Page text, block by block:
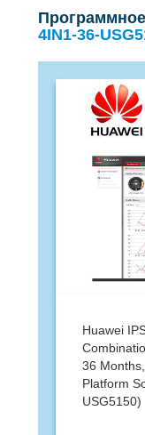
4IN1-36-
Huawei
36
Platform
USG5150)